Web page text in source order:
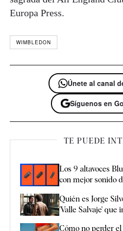
Europa Press.
WIMBLEDON
Únete al canal
Síguenos en
TE PUEDE
Los 9 altavoces
con mejor sonido
Quién es Jorge
'Valle Salvaje' que
Cómo no perder